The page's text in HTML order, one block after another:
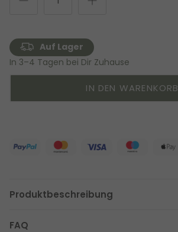
Auf Lager
In 3–4 Tagen bei Dir Zuhause
IN DEN WARENKORB
Produktbeschreibung
FAQ